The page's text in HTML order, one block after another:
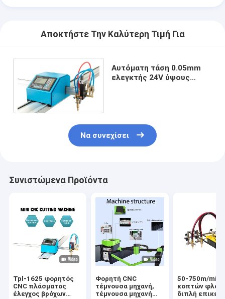
Αποκτήστε Την Καλύτερη Τιμή Για
Αυτόματη τάση 0.05mm
ελεγκτής 24V ύψους
Να συνεχίσει
Συνιστώμενα Προϊόντα
Tpl-1625 φορητός
CNC πλάσματος
έλεγχος βρόχων
Φορητή CNC
τέμνουσα μηχανή,
τέμνουσα μηχανή
50-750m/min
κοπτών
διπλή